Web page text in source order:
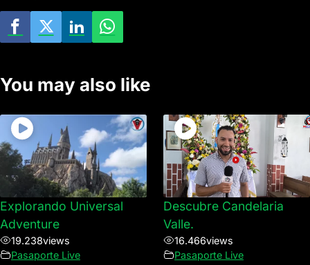
You may also like
Explorando Universal
Adventure
19.238views
Pasaporte Live
Descubre Candelaria
Valle.
16.466views
Pasaporte Live